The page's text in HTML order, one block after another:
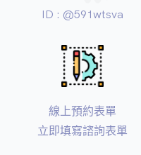
ID : @591wtsva
線上預約表單
立即填寫諮詢表單